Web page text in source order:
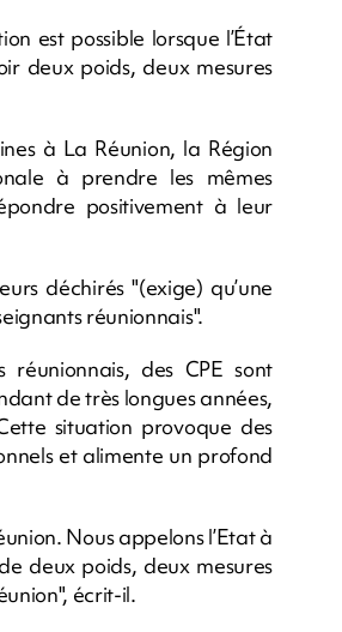
est possible lorsque l’État
deux poids, deux mesures
à La Réunion, la Région
à prendre les mêmes
positivement à leur
déchirés "(exige) qu’une
réunionnais".
réunionnais, des CPE sont
de très longues années,
situation provoque des
et alimente un profond
Nous appelons l’Etat à
deux poids, deux mesures
écrit-il.